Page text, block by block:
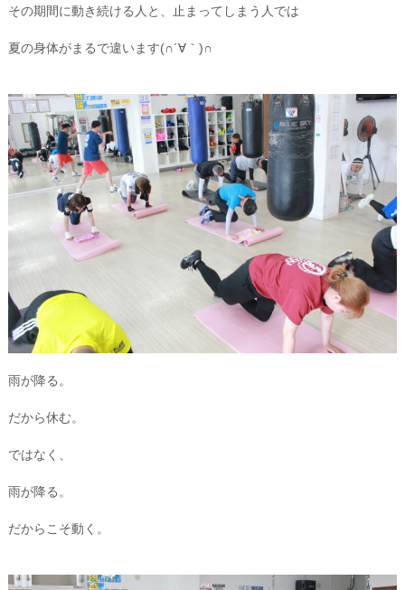
その期間に動き続ける人と、止まってしまう人では
夏の身体がまるで違います(∩´∀｀)∩
雨が降る。
だから休む。
ではなく、
雨が降る。
だからこそ動く。